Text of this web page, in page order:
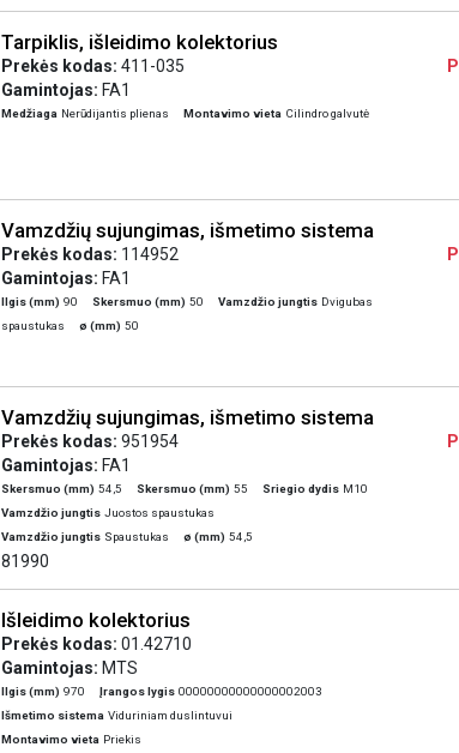
Tarpiklis, išleidimo kolektorius
Prekės kodas: 411-035
Gamintojas: FA1
Medžiaga Nerūdijantis plienas Montavimo vieta Cilindro galvutė
Vamzdžių sujungimas, išmetimo sistema
Prekės kodas: 114952
Gamintojas: FA1
Ilgis (mm) 90 Skersmuo (mm) 50 Vamzdžio jungtis Dvigubas
spaustukas
ø (mm) 50
Vamzdžių sujungimas, išmetimo sistema
Prekės kodas: 951954
Gamintojas: FA1
Skersmuo (mm) 54,5 Skersmuo (mm) 55 Sriegio dydis M10
Vamzdžio jungtis Juostos spaustukas
Vamzdžio jungtis Spaustukas ø (mm) 54,5
81990
Išleidimo kolektorius
Prekės kodas: 01.42710
Gamintojas: MTS
Ilgis (mm) 970 Įrangos lygis 00000000000000002003
Išmetimo sistema Viduriniam duslintuvui
Montavimo vieta Priekis